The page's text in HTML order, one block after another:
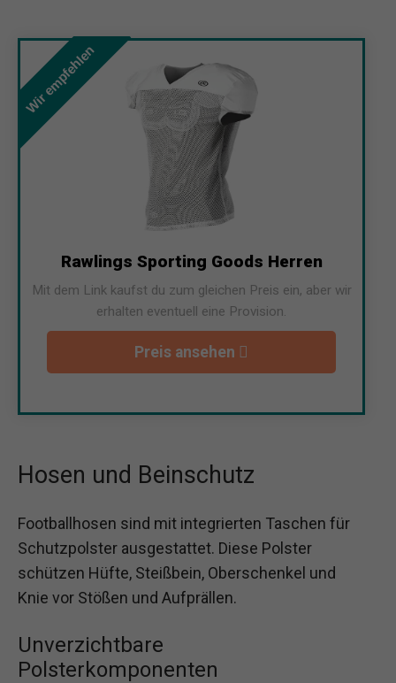
Wir empfehlen
Rawlings Sporting Goods Herren
Mit dem Link kaufst du zum gleichen Preis ein, aber wir
erhalten eventuell eine Provision.
Preis ansehen
Hosen und Beinschutz
Footballhosen sind mit integrierten Taschen für
Schutzpolster ausgestattet. Diese Polster
schützen Hüfte, Steißbein, Oberschenkel und
Knie vor Stößen und Aufprällen.
Unverzichtbare
Polsterkomponenten